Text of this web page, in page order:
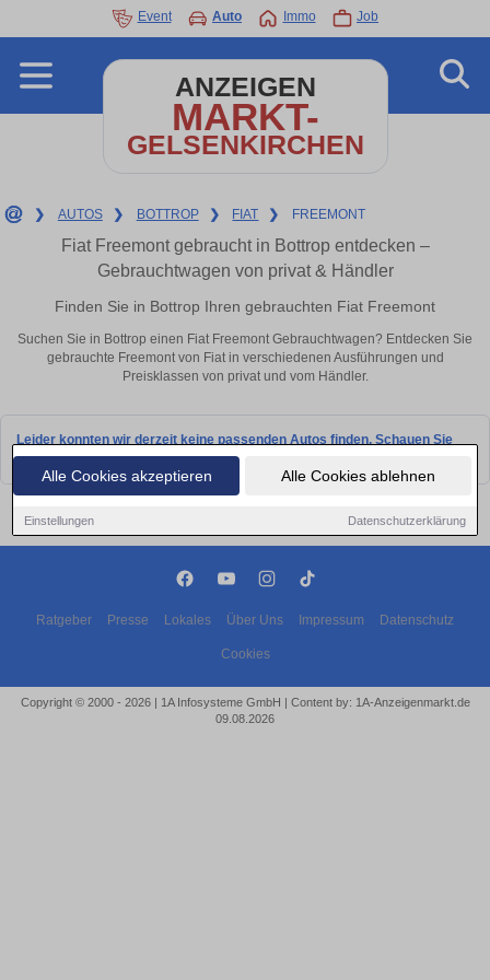
Alle Cookies akzeptieren Alle Cookies ablehnen
Einstellungen Datenschutzerklärung
Event Auto Immo Job
ANZEIGEN
MARKT-
GELSENKIRCHEN
❯ AUTOS ❯ BOTTROP ❯ FIAT ❯ FREEMONT
Fiat Freemont gebraucht in Bottrop entdecken –
Gebrauchtwagen von privat & Händler
Finden Sie in Bottrop Ihren gebrauchten Fiat Freemont
Suchen Sie in Bottrop einen Fiat Freemont Gebrauchtwagen? Entdecken Sie
gebrauchte Freemont von Fiat in verschiedenen Ausführungen und
Preisklassen von privat und vom Händler.
Leider konnten wir derzeit keine passenden Autos finden. Schauen Sie
bald wieder vorbei!
Ratgeber Presse Lokales Über Uns Impressum Datenschutz
Cookies
Copyright © 2000 - 2026 | 1A Infosysteme GmbH | Content by: 1A-Anzeigenmarkt.de
09.08.2026